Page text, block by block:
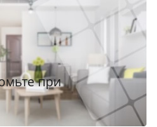
при